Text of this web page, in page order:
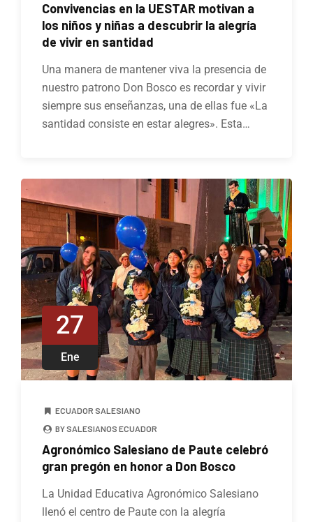
Convivencias en la UESTAR motivan a
los niños y niñas a descubrir la alegría
de vivir en santidad
Una manera de mantener viva la presencia de
nuestro patrono Don Bosco es recordar y vivir
siempre sus enseñanzas, una de ellas fue «La
santidad consiste en estar alegres». Esta…
27
Ene
ECUADOR SALESIANO
BY SALESIANOS ECUADOR
Agronómico Salesiano de Paute celebró
gran pregón en honor a Don Bosco
La Unidad Educativa Agronómico Salesiano
llenó el centro de Paute con la alegría